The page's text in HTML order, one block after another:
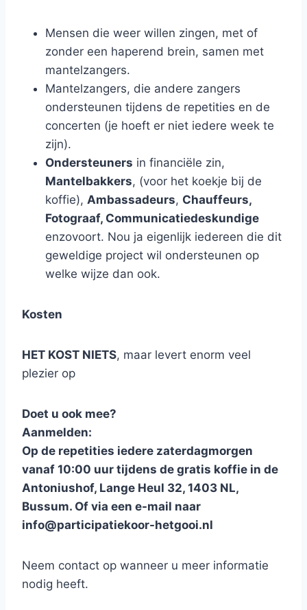
Mensen die weer willen zingen, met of
zonder een haperend brein, samen met
mantelzangers.
Mantelzangers, die andere zangers
ondersteunen tijdens de repetities en de
concerten (je hoeft er niet iedere week te
zijn).
Ondersteuners in financiële zin,
Mantelbakkers, (voor het koekje bij de
koffie), Ambassadeurs, Chauffeurs,
Fotograaf, Communicatiedeskundige
enzovoort. Nou ja eigenlijk iedereen die dit
geweldige project wil ondersteunen op
welke wijze dan ook.
Kosten
HET KOST NIETS, maar levert enorm veel
plezier op
Doet u ook mee?
Aanmelden:
Op de repetities iedere zaterdagmorgen
vanaf 10:00 uur tijdens de gratis koffie in de
Antoniushof, Lange Heul 32, 1403 NL,
Bussum. Of via een e-mail naar
info@participatiekoor-hetgooi.nl
Neem contact op wanneer u meer informatie
nodig heeft.